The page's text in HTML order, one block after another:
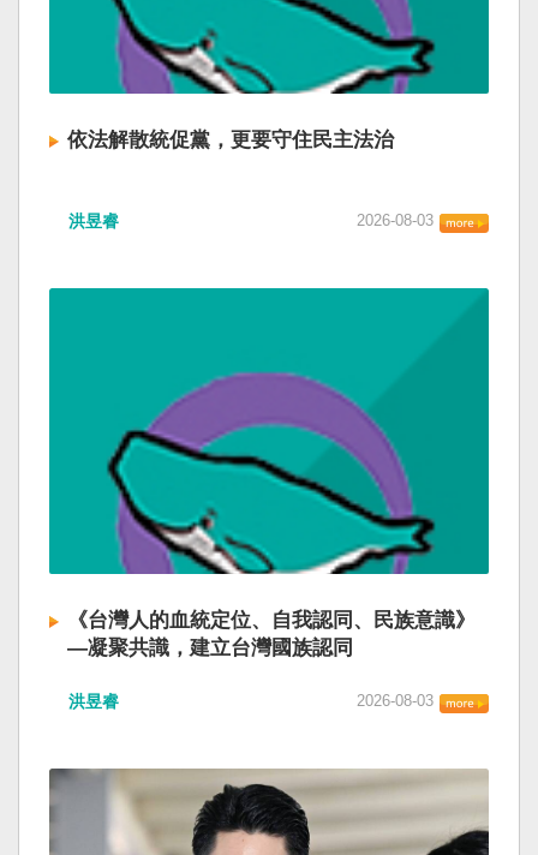
依法解散統促黨，更要守住民主法治
洪昱睿 2026-08-03
《台灣人的血統定位、自我認同、民族意識》
—凝聚共識，建立台灣國族認同
洪昱睿 2026-08-03